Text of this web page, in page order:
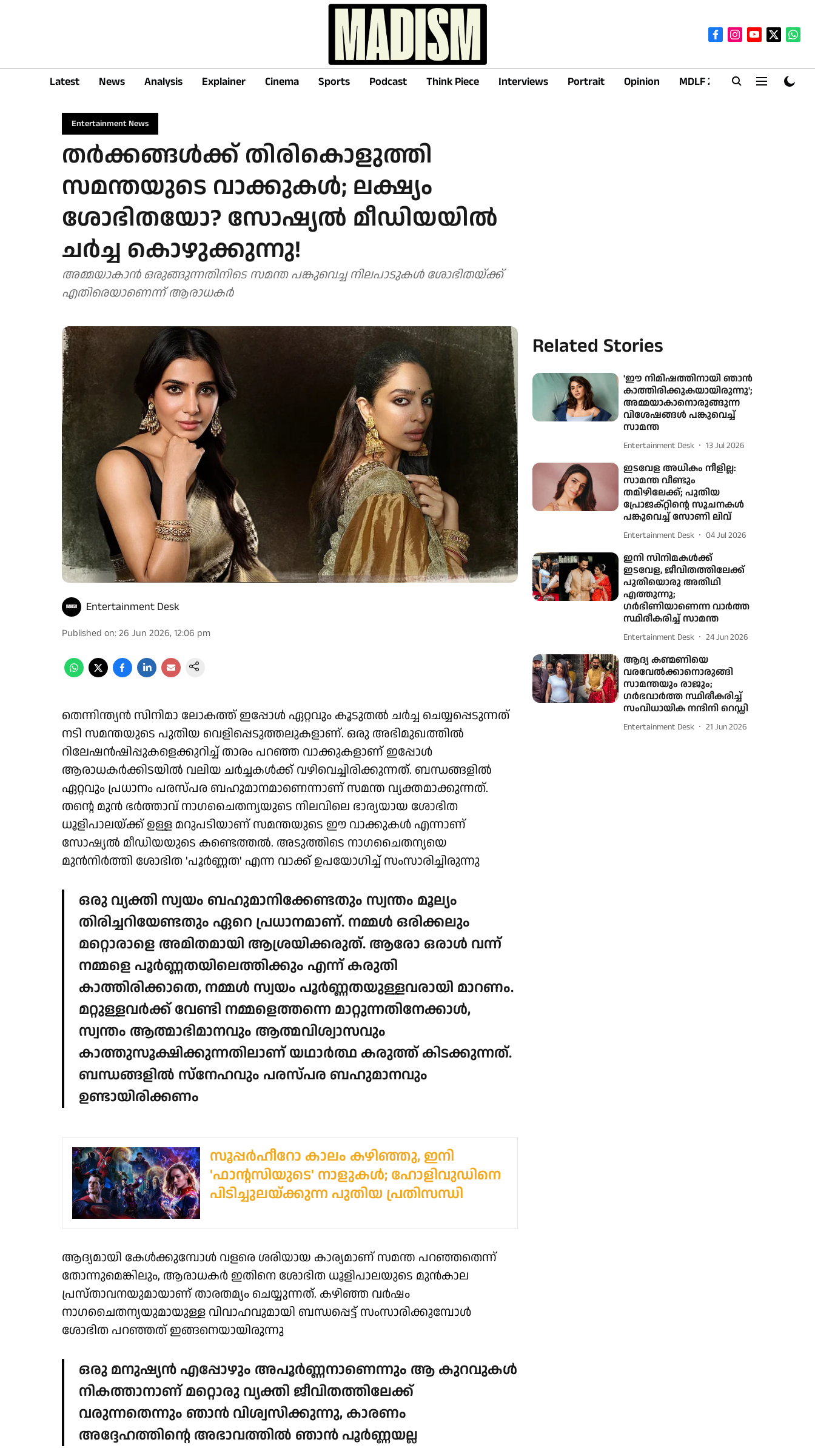
Latest News Analysis Explainer Cinema Sports Podcast Think Piece Interviews Portrait Opinion MDLF 2026
Entertainment News
തർക്കങ്ങൾക്ക് തിരികൊളുത്തി
സമന്തയുടെ വാക്കുകൾ; ലക്ഷ്യം
ശോഭിതയോ? സോഷ്യൽ മീഡിയയിൽ
ചർച്ച കൊഴുക്കുന്നു!
അമ്മയാകാൻ ഒരുങ്ങുന്നതിനിടെ സമന്ത പങ്കുവെച്ച നിലപാടുകൾ ശോഭിതയ്ക്ക്
എതിരെയാണെന്ന് ആരാധകർ
Entertainment Desk
Published on:26 Jun 2026, 12:06 pm
തെന്നിന്ത്യൻ സിനിമാ ലോകത്ത് ഇപ്പോൾ ഏറ്റവും കൂടുതൽ ചർച്ച ചെയ്യപ്പെടുന്നത്
നടി സമന്തയുടെ പുതിയ വെളിപ്പെടുത്തലുകളാണ്. ഒരു അഭിമുഖത്തിൽ
റിലേഷൻഷിപ്പുകളെക്കുറിച്ച് താരം പറഞ്ഞ വാക്കുകളാണ് ഇപ്പോൾ
ആരാധകർക്കിടയിൽ വലിയ ചർച്ചകൾക്ക് വഴിവെച്ചിരിക്കുന്നത്. ബന്ധങ്ങളിൽ
ഏറ്റവും പ്രധാനം പരസ്പര ബഹുമാനമാണെന്നാണ് സമന്ത വ്യക്തമാക്കുന്നത്.
തന്റെ മുൻ ഭർത്താവ് നാഗചൈതന്യയുടെ നിലവിലെ ഭാര്യയായ ശോഭിത
ധൂളിപാലയ്ക്ക് ഉള്ള മറുപടിയാണ് സമന്തയുടെ ഈ വാക്കുകൾ എന്നാണ്
സോഷ്യൽ മീഡിയയുടെ കണ്ടെത്തൽ. അടുത്തിടെ നാഗചൈതന്യയെ
മുൻനിർത്തി ശോഭിത 'പൂർണ്ണത' എന്ന വാക്ക് ഉപയോഗിച്ച് സംസാരിച്ചിരുന്നു
ഒരു വ്യക്തി സ്വയം ബഹുമാനിക്കേണ്ടതും സ്വന്തം മൂല്യം
തിരിച്ചറിയേണ്ടതും ഏറെ പ്രധാനമാണ്. നമ്മൾ ഒരിക്കലും
മറ്റൊരാളെ അമിതമായി ആശ്രയിക്കരുത്. ആരോ ഒരാൾ വന്ന്
നമ്മളെ പൂർണ്ണതയിലെത്തിക്കും എന്ന് കരുതി
കാത്തിരിക്കാതെ, നമ്മൾ സ്വയം പൂർണ്ണതയുള്ളവരായി മാറണം.
മറ്റുള്ളവർക്ക് വേണ്ടി നമ്മളെത്തന്നെ മാറ്റുന്നതിനേക്കാൾ,
സ്വന്തം ആത്മാഭിമാനവും ആത്മവിശ്വാസവും
കാത്തുസൂക്ഷിക്കുന്നതിലാണ് യഥാർത്ഥ കരുത്ത് കിടക്കുന്നത്.
ബന്ധങ്ങളിൽ സ്നേഹവും പരസ്പര ബഹുമാനവും
ഉണ്ടായിരിക്കണം
സൂപ്പർഹീറോ കാലം കഴിഞ്ഞു, ഇനി
'ഫാന്റസിയുടെ' നാളുകൾ; ഹോളിവുഡിനെ
പിടിച്ചുലയ്ക്കുന്ന പുതിയ പ്രതിസന്ധി
ആദ്യമായി കേൾക്കുമ്പോൾ വളരെ ശരിയായ കാര്യമാണ് സമന്ത പറഞ്ഞതെന്ന്
തോന്നുമെങ്കിലും, ആരാധകർ ഇതിനെ ശോഭിത ധൂളിപാലയുടെ മുൻകാല
പ്രസ്താവനയുമായാണ് താരതമ്യം ചെയ്യുന്നത്. കഴിഞ്ഞ വർഷം
നാഗചൈതന്യയുമായുള്ള വിവാഹവുമായി ബന്ധപ്പെട്ട് സംസാരിക്കുമ്പോൾ
ശോഭിത പറഞ്ഞത് ഇങ്ങനെയായിരുന്നു
ഒരു മനുഷ്യൻ എപ്പോഴും അപൂർണ്ണനാണെന്നും ആ കുറവുകൾ
നികത്താനാണ് മറ്റൊരു വ്യക്തി ജീവിതത്തിലേക്ക്
വരുന്നതെന്നും ഞാൻ വിശ്വസിക്കുന്നു, കാരണം
അദ്ദേഹത്തിന്റെ അഭാവത്തിൽ ഞാൻ പൂർണ്ണയല്ല
Related Stories
'ഈ നിമിഷത്തിനായി ഞാൻ
കാത്തിരിക്കുകയായിരുന്നു';
അമ്മയാകാനൊരുങ്ങുന്ന
വിശേഷങ്ങൾ പങ്കുവെച്ച്
സാമന്ത
Entertainment Desk 13 Jul 2026
ഇടവേള അധികം നീളില്ല:
സാമന്ത വീണ്ടും
തമിഴിലേക്ക്; പുതിയ
പ്രോജക്റ്റിന്റെ സൂചനകൾ
പങ്കുവെച്ച് സോണി ലിവ്
Entertainment Desk 04 Jul 2026
ഇനി സിനിമകള്‍ക്ക്
ഇടവേള, ജീവിതത്തിലേക്ക്
പുതിയൊരു അതിഥി
എത്തുന്നു;
ഗര്‍ഭിണിയാണെന്ന വാര്‍ത്ത
സ്ഥിരീകരിച്ച് സാമന്ത
Entertainment Desk 24 Jun 2026
ആദ്യ കണ്മണിയെ
വരവേൽക്കാനൊരുങ്ങി
സാമന്തയും രാജും;
ഗർഭവാർത്ത സ്ഥിരീകരിച്ച്
സംവിധായിക നന്ദിനി റെഡ്ഡി
Entertainment Desk 21 Jun 2026